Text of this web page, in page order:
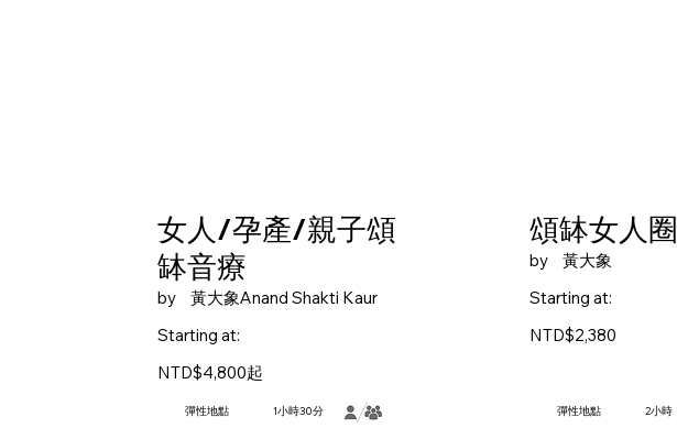
NTD$4,800起
Starting at:
彈性地點 1小時30分
黃大象Anand Shakti Kaur
女人/孕產/親子頌
缽音療
by
NTD$2,380
Starting at:
彈性地點 2小時
黃大象
頌缽女人圈
by